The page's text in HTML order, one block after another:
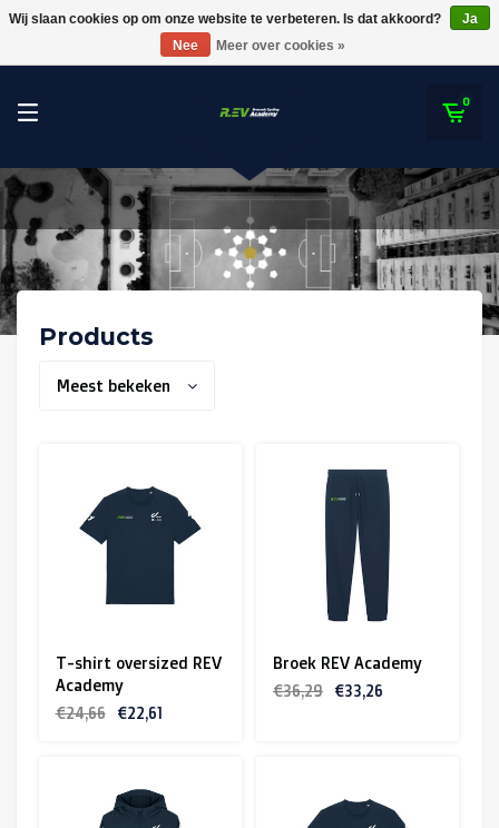
REV ACADEMY
Topfanz Outlet
Marktrock
Allemoal Truineer
Alpecin Premier Tech /Fenix Premier Tech
Heroes
Sportoase
R. EV - Remco Evenepoel
Workout Buddies
Veilingen
0
Products
Meest bekeken
T-shirt oversized REV
Academy
€24,66
€22,61
Broek REV Academy
€36,29
€33,26
Wij slaan cookies op om onze website te verbeteren. Is dat akkoord?
Ja
Nee
Meer over cookies »